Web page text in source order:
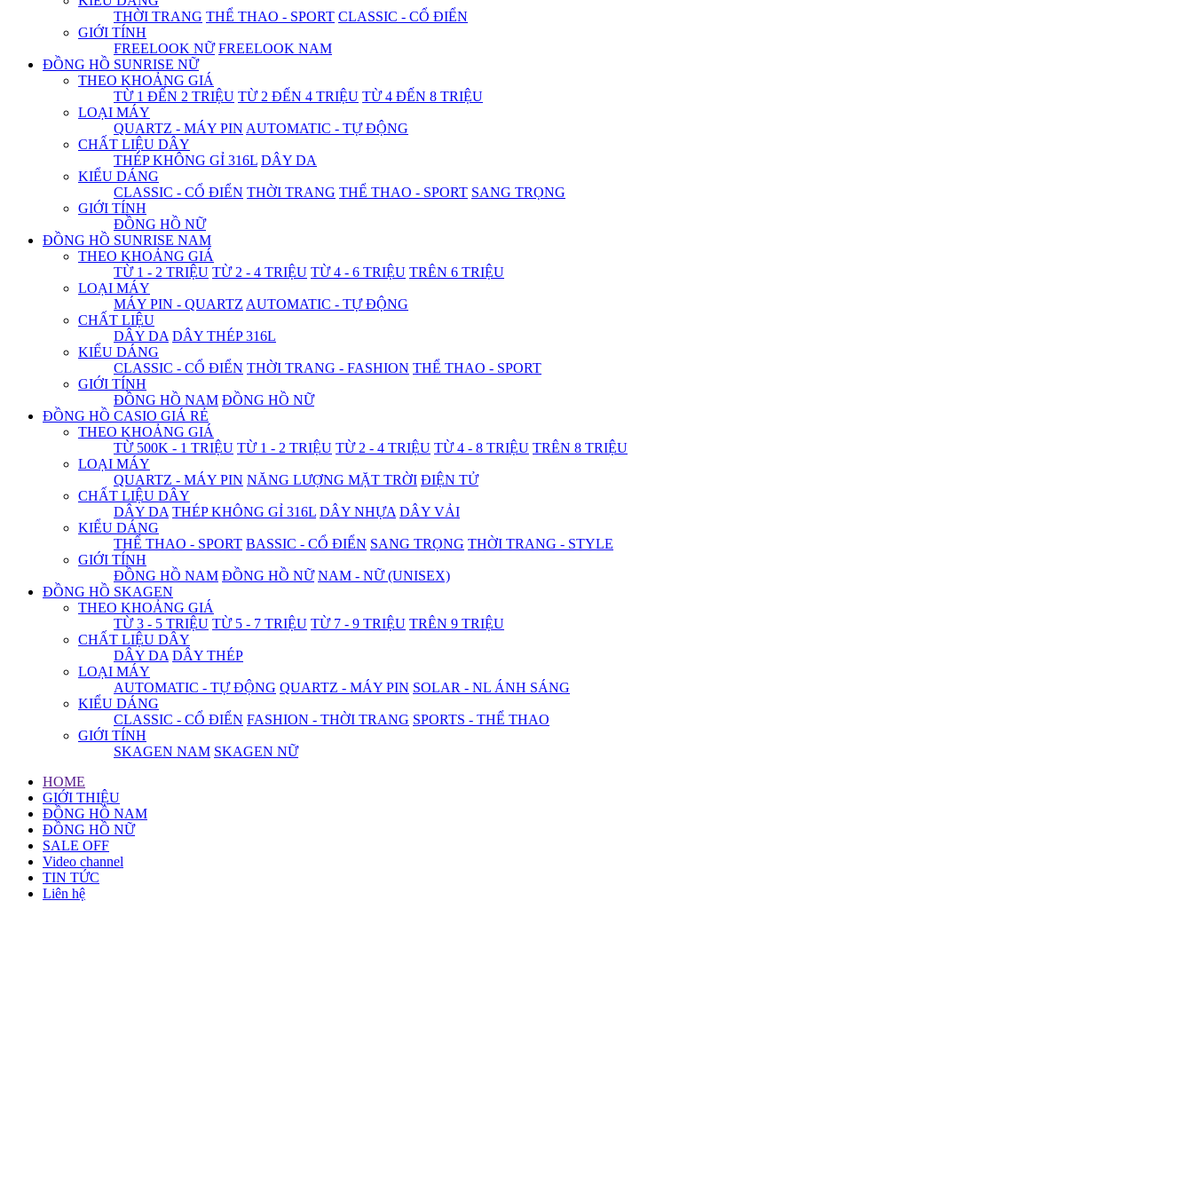
THỜI TRANG THỂ THAO - SPORT CLASSIC - CỔ ĐIỂN
GIỚI TÍNH
FREELOOK NỮ FREELOOK NAM
ĐỒNG HỒ SUNRISE NỮ
THEO KHOẢNG GIÁ
TỪ 1 ĐẾN 2 TRIỆU TỪ 2 ĐẾN 4 TRIỆU TỪ 4 ĐẾN 8 TRIỆU
LOẠI MÁY
QUARTZ - MÁY PIN AUTOMATIC - TỰ ĐỘNG
CHẤT LIỆU DÂY
THÉP KHÔNG GỈ 316L DÂY DA
KIỂU DÁNG
CLASSIC - CỔ ĐIỂN THỜI TRANG THỂ THAO - SPORT SANG TRỌNG
GIỚI TÍNH
ĐỒNG HỒ NỮ
ĐỒNG HỒ SUNRISE NAM
THEO KHOẢNG GIÁ
TỪ 1 - 2 TRIỆU TỪ 2 - 4 TRIỆU TỪ 4 - 6 TRIỆU TRÊN 6 TRIỆU
LOẠI MÁY
MÁY PIN - QUARTZ AUTOMATIC - TỰ ĐỘNG
CHẤT LIỆU
DÂY DA DÂY THÉP 316L
KIỂU DÁNG
CLASSIC - CỔ ĐIỂN THỜI TRANG - FASHION THỂ THAO - SPORT
GIỚI TÍNH
ĐỒNG HỒ NAM ĐỒNG HỒ NỮ
ĐỒNG HỒ CASIO GIÁ RẺ
THEO KHOẢNG GIÁ
TỪ 500K - 1 TRIỆU TỪ 1 - 2 TRIỆU TỪ 2 - 4 TRIỆU TỪ 4 - 8 TRIỆU TRÊN 8 TRIỆU
LOẠI MÁY
QUARTZ - MÁY PIN NĂNG LƯỢNG MẶT TRỜI ĐIỆN TỬ
CHẤT LIỆU DÂY
DÂY DA THÉP KHÔNG GỈ 316L DÂY NHỰA DÂY VẢI
KIỂU DÁNG
THỂ THAO - SPORT BASSIC - CỔ ĐIỂN SANG TRỌNG THỜI TRANG - STYLE
GIỚI TÍNH
ĐỒNG HỒ NAM ĐỒNG HỒ NỮ NAM - NỮ (UNISEX)
ĐỒNG HỒ SKAGEN
THEO KHOẢNG GIÁ
TỪ 3 - 5 TRIỆU TỪ 5 - 7 TRIỆU TỪ 7 - 9 TRIỆU TRÊN 9 TRIỆU
CHẤT LIỆU DÂY
DÂY DA DÂY THÉP
LOẠI MÁY
AUTOMATIC - TỰ ĐỘNG QUARTZ - MÁY PIN SOLAR - NL ÁNH SÁNG
KIỂU DÁNG
CLASSIC - CỔ ĐIỂN FASHION - THỜI TRANG SPORTS - THỂ THAO
GIỚI TÍNH
SKAGEN NAM SKAGEN NỮ
HOME
GIỚI THIỆU
ĐỒNG HỒ NAM
ĐỒNG HỒ NỮ
SALE OFF
Video channel
TIN TỨC
Liên hệ